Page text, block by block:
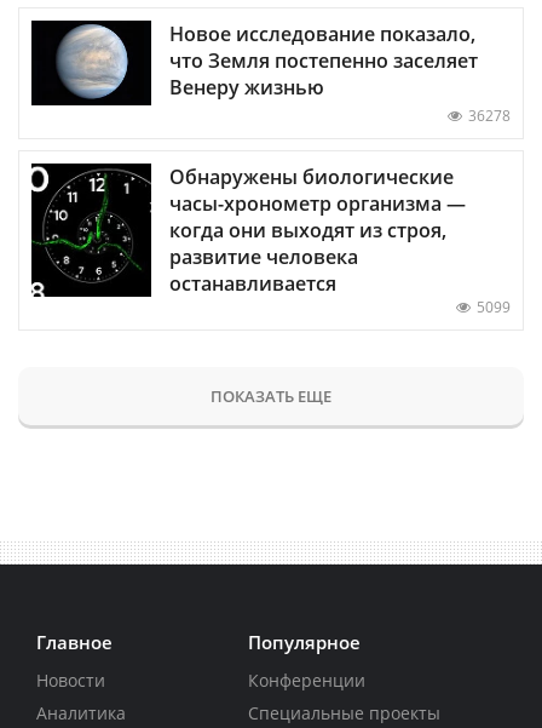
Новое исследование показало,
что Земля постепенно заселяет
Венеру жизнью
36278
Обнаружены биологические
часы-хронометр организма —
когда они выходят из строя,
развитие человека
останавливается
5099
ПОКАЗАТЬ ЕЩЕ
Главное
Новости
Аналитика
Популярное
Конференции
Специальные проекты